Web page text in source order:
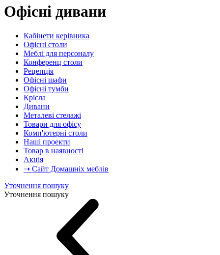
Офісні дивани
Кабінети керівника
Офісні столи
Меблі для персоналу
Конференц столи
Рецепція
Офісні шафи
Офісні тумби
Крісла
Дивани
Металеві стелажі
Товари для офісу
Комп'ютерні столи
Наші проекти
Товар в наявності
Акція
➝ Сайт Домашніх меблів
Уточнення пошуку
Уточнення пошуку